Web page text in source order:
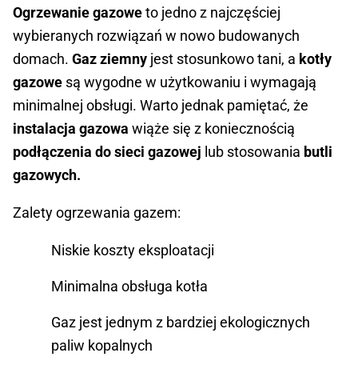
Ogrzewanie gazoweto jedno z najczęściej
wybieranych rozwiązań w nowo budowanych
domach. Gaz ziemny jest stosunkowo tani, a kotły
gazowe są wygodne w użytkowaniu i wymagają
minimalnej obsługi. Warto jednak pamiętać, że
instalacja gazowa wiąże się z koniecznością
podłączenia do sieci gazowej lub stosowania butli
gazowych.
Zalety ogrzewania gazem:
Niskie koszty eksploatacji
Minimalna obsługa kotła
Gaz jest jednym z bardziej ekologicznych
paliw kopalnych